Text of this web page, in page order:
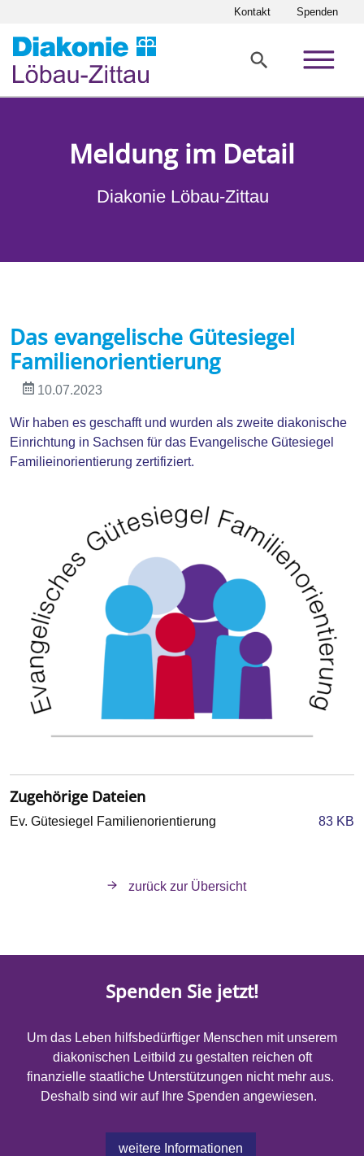
Kontakt Spenden
Meldung im Detail
Diakonie Löbau-Zittau
Das evangelische Gütesiegel
Familienorientierung
10.07.2023
Wir haben es geschafft und wurden als zweite diakonische
Einrichtung in Sachsen für das Evangelische Gütesiegel
Familieinorientierung zertifiziert.
Zugehörige Dateien
Ev. Gütesiegel Familienorientierung 83 KB
zurück zur Übersicht
Spenden Sie jetzt!
Um das Leben hilfsbedürftiger Menschen mit unserem
diakonischen Leitbild zu gestalten reichen oft
finanzielle staatliche Unterstützungen nicht mehr aus.
Deshalb sind wir auf Ihre Spenden angewiesen.
weitere Informationen